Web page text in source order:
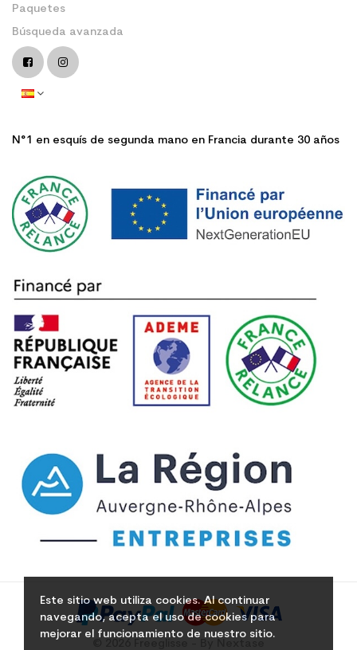
Este sitio web utiliza cookies. Al continuar
navegando, acepta el uso de cookies para
mejorar el funcionamiento de nuestro sitio.
Paquetes
Búsqueda avanzada
N°1 en esquís de segunda mano en Francia durante 30 años